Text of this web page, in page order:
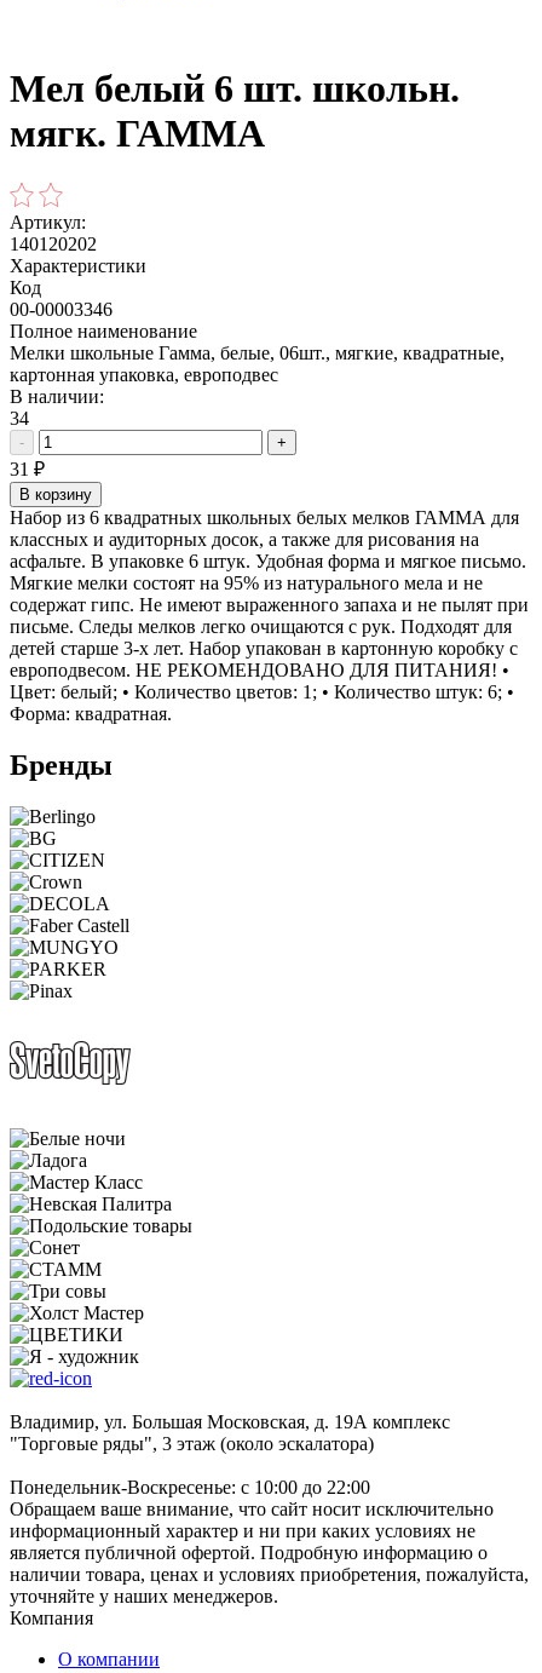
Мел белый 6 шт. школьн.
мягк. ГАММА
Артикул:
140120202
Характеристики
Код
00-00003346
Полное наименование
Мелки школьные Гамма, белые, 06шт., мягкие, квадратные,
картонная упаковка, европодвес
В наличии:
34
- +
31 ₽
В корзину
Набор из 6 квадратных школьных белых мелков ГАММА для
классных и аудиторных досок, а также для рисования на
асфальте. В упаковке 6 штук. Удобная форма и мягкое письмо.
Мягкие мелки состоят на 95% из натурального мела и не
содержат гипс. Не имеют выраженного запаха и не пылят при
письме. Следы мелков легко очищаются с рук. Подходят для
детей старше 3-х лет. Набор упакован в картонную коробку с
европодвесом. НЕ РЕКОМЕНДОВАНО ДЛЯ ПИТАНИЯ! •
Цвет: белый; • Количество цветов: 1; • Количество штук: 6; •
Форма: квадратная.
Бренды
Владимир, ул. Большая Московская, д. 19А комплекс
"Торговые ряды", 3 этаж (около эскалатора)
Понедельник-Воскресенье: с 10:00 до 22:00
Обращаем ваше внимание, что сайт носит исключительно
информационный характер и ни при каких условиях не
является публичной офертой. Подробную информацию о
наличии товара, ценах и условиях приобретения, пожалуйста,
уточняйте у наших менеджеров.
Компания
О компании